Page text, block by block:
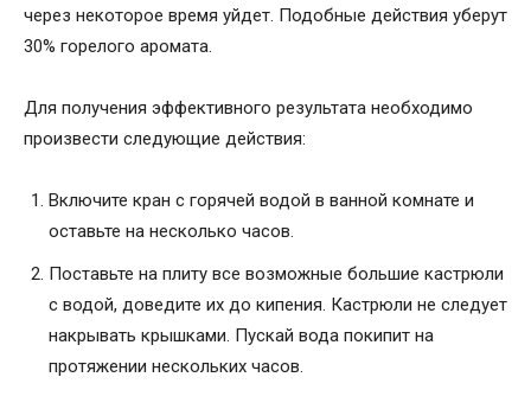
через некоторое время уйдет. Подобные действия уберут
30% горелого аромата.
Для получения эффективного результата необходимо
произвести следующие действия:
Включите кран с горячей водой в ванной комнате и
оставьте на несколько часов.
Поставьте на плиту все возможные большие кастрюли
с водой, доведите их до кипения. Кастрюли не следует
накрывать крышками. Пускай вода покипит на
протяжении нескольких часов.